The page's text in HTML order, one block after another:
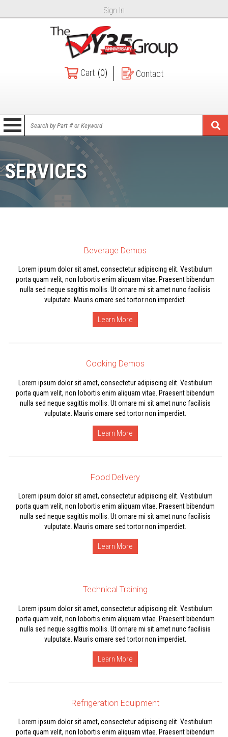
Sign In
Cart (0) Contact
SERVICES
Beverage Demos
Lorem ipsum dolor sit amet, consectetur adipiscing elit. Vestibulum
porta quam velit, non lobortis enim aliquam vitae. Praesent bibendum
nulla sed neque sagittis mollis. Ut ornare mi sit amet nunc facilisis
vulputate. Mauris ornare sed tortor non imperdiet.
Learn More
Cooking Demos
Lorem ipsum dolor sit amet, consectetur adipiscing elit. Vestibulum
porta quam velit, non lobortis enim aliquam vitae. Praesent bibendum
nulla sed neque sagittis mollis. Ut ornare mi sit amet nunc facilisis
vulputate. Mauris ornare sed tortor non imperdiet.
Learn More
Food Delivery
Lorem ipsum dolor sit amet, consectetur adipiscing elit. Vestibulum
porta quam velit, non lobortis enim aliquam vitae. Praesent bibendum
nulla sed neque sagittis mollis. Ut ornare mi sit amet nunc facilisis
vulputate. Mauris ornare sed tortor non imperdiet.
Learn More
Technical Training
Lorem ipsum dolor sit amet, consectetur adipiscing elit. Vestibulum
porta quam velit, non lobortis enim aliquam vitae. Praesent bibendum
nulla sed neque sagittis mollis. Ut ornare mi sit amet nunc facilisis
vulputate. Mauris ornare sed tortor non imperdiet.
Learn More
Refrigeration Equipment
Lorem ipsum dolor sit amet, consectetur adipiscing elit. Vestibulum
porta quam velit, non lobortis enim aliquam vitae. Praesent bibendum